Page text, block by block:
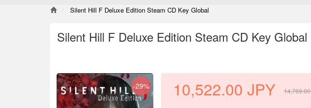
Silent Hill F Deluxe Edition Steam CD Key Global
Silent Hill F Deluxe Edition Steam CD Key Global
-29% 10,522.00 JPY 14,769.00